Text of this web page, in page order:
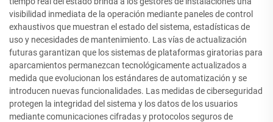
visibilidad inmediata de la operación mediante paneles de control
exhaustivos que muestran el estado del sistema, estadísticas de
uso y necesidades de mantenimiento. Las vías de actualización
futuras garantizan que los sistemas de plataformas giratorias para
aparcamientos permanezcan tecnológicamente actualizados a
medida que evolucionan los estándares de automatización y se
introducen nuevas funcionalidades. Las medidas de ciberseguridad
protegen la integridad del sistema y los datos de los usuarios
mediante comunicaciones cifradas y protocolos seguros de